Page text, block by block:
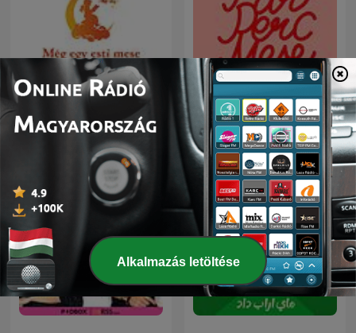
Még egy esti mese Pár Perc Mese
Alkalmazás letöltése